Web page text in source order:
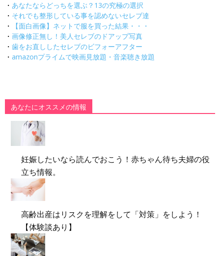
・ あなたならどっちを選ぶ？13の究極の選択
・ それでも整形している事を認めないセレブ達
・
【面白画像】ネットで服を買った結果・・・
・ 画像修正無し！美人セレブのドアップ写真
・ 歯をお直ししたセレブのビフォーアフター
・ amazonプライムで映画見放題・音楽聴き放題
あなたにオススメの情報
妊娠したいなら読んでおこう！赤ちゃん待ち夫婦の役
立ち情報。
高齢出産はリスクを理解をして「対策」をしよう！
【体験談あり】